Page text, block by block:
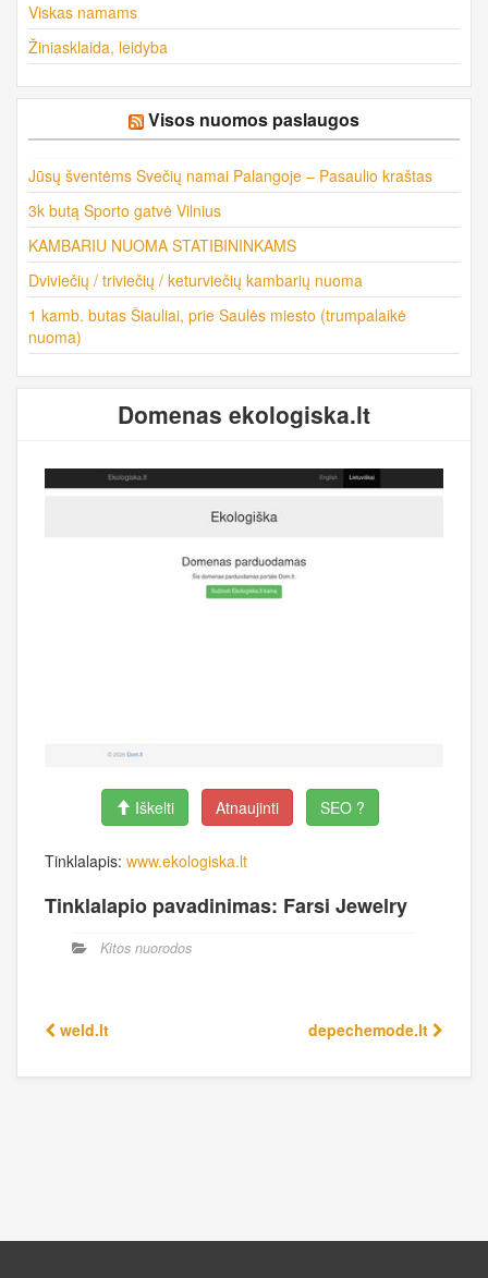
Viskas namams
Žiniasklaida, leidyba
Visos nuomos paslaugos
Jūsų šventėms Svečių namai Palangoje – Pasaulio kraštas
3k butą Sporto gatvė Vilnius
KAMBARIU NUOMA STATIBININKAMS
Dviviečių / triviečių / keturviečių kambarių nuoma
1 kamb. butas Šiauliai, prie Saulės miesto (trumpalaikė
nuoma)
Domenas ekologiska.lt
Iškelti Atnaujinti SEO ?
Tinklalapis: www.ekologiska.lt
Tinklalapio pavadinimas: Farsi Jewelry
Kitos nuorodos
weld.lt depechemode.lt